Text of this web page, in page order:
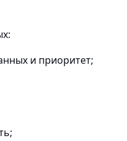
и приоритет;